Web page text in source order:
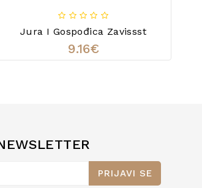
Jura I Gospođica Zavissst
9.16€
PRIJAVI SE